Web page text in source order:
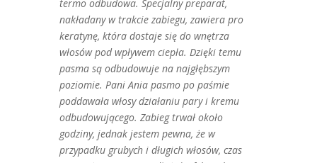
termo odbudowa. Specjalny preparat,
nakładany w trakcie zabiegu, zawiera pro
keratynę, która dostaje się do wnętrza
włosów pod wpływem ciepła. Dzięki temu
pasma są odbudowuje na najgłębszym
poziomie. Pani Ania pasmo po paśmie
poddawała włosy działaniu pary i kremu
odbudowującego. Zabieg trwał około
godziny, jednak jestem pewna, że w
przypadku grubych i długich włosów, czas